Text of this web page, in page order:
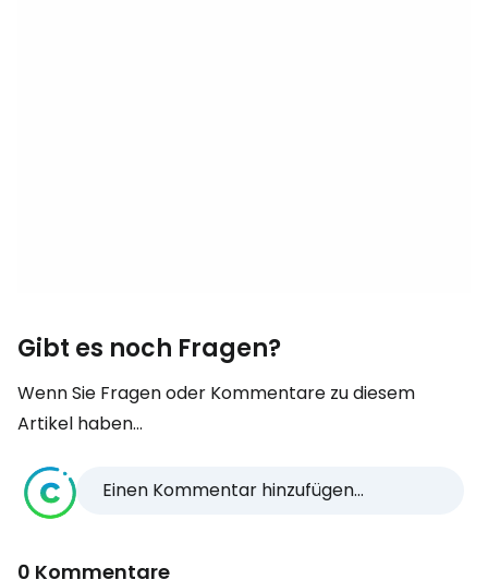
Gibt es noch Fragen?
Wenn Sie Fragen oder Kommentare zu diesem
Artikel haben...
Einen Kommentar hinzufügen...
0 Kommentare